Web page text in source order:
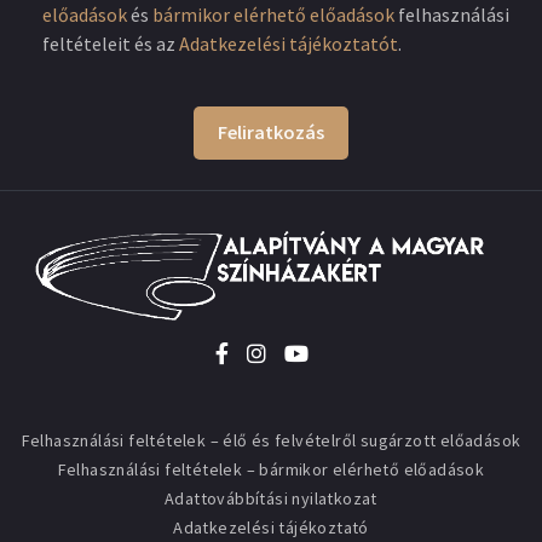
előadásokés bármikor elérhető előadások felhasználási
feltételeit és az Adatkezelési tájékoztatót.
Feliratkozás
Felhasználási feltételek – élő és felvételről sugárzott előadások
Felhasználási feltételek – bármikor elérhető előadások
Adattovábbítási nyilatkozat
Adatkezelési tájékoztató